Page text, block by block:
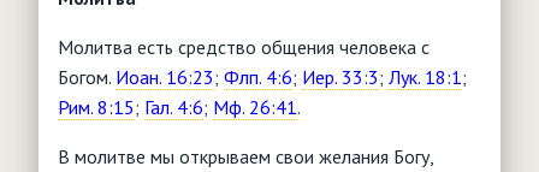
Молитва есть средство общения человека с
Богом. Иоан. 16:23; Флп. 4:6; Иер. 33:3; Лук. 18:1;
Рим. 8:15; Гал. 4:6; Мф. 26:41.
В молитве мы открываем свои желания Богу,